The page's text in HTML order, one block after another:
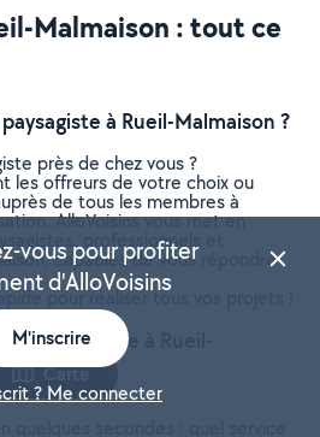
Malmaison : tout ce
à Rueil-Malmaison ?
près de chez vous ?
les offreurs de votre choix ou
de tous les membres à
AlloVoisins vous met en
professionnels et
capables de vous répondre
pour réaliser tous vos projets !
paysagiste à Rueil-
Carte
vous pour profiter
d'AlloVoisins
M'inscrire
? Me connecter